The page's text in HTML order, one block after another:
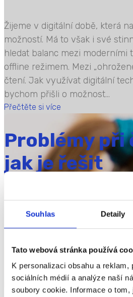
Souhlas Detaily
Tato webová stránka používá
K personalizaci obsahu a
sociálních médií a analýze naší
soubory cookie. Informace o tom,
Žijeme v digitální době, která
možností. Má to však i své
hledat balanc mezi moderními
offline režimem. Mezi
čtení. Jak využívat digitální
bychom přišli o možnost...
Přečtěte si více
Problémy při
jak je řešit
Čtení představuje jednu z
kterou si děti během svého
Tato schopnost jim poté
rozvíjí jazykové dovednosti,
hned, jiné...
Přečtěte si více